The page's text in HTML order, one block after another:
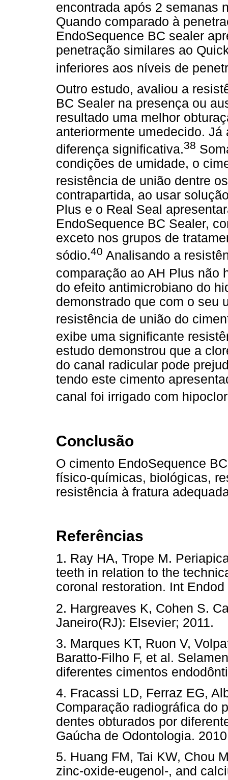
encontrada após 2 semanas
Quando comparado à
EndoSequence BC sealer
penetração similares ao
inferiores aos níveis de
Outro estudo, avaliou a
BC Sealer na presença ou
resultado uma melhor
anteriormente umedecido.
diferença significativa.38
condições de umidade, o
resistência de união dentre
contrapartida, ao usar
Plus e o Real Seal
EndoSequence BC Sealer,
exceto nos grupos de
sódio.40 Analisando a
comparação ao AH Plus não
do efeito antimicrobiano do
demonstrado que com o seu
resistência de união do
exibe uma significante
estudo demonstrou que a
do canal radicular pode
tendo este cimento
canal foi irrigado com
Conclusão
O cimento EndoSequence
físico-químicas, biológicas,
resistência à fratura
Referências
1. Ray HA, Trope M.
teeth in relation to the
coronal restoration. Int
2. Hargreaves K, Cohen S.
Janeiro(RJ): Elsevier; 2011.
3. Marques KT, Ruon V,
Baratto-Filho F, et al.
diferentes cimentos
4. Fracassi LD, Ferraz EG,
Comparação radiográfica do
dentes obturados por
Gaúcha de Odontologia.
5. Huang FM, Tai KW, Chou
zinc-oxide-eugenol-, and